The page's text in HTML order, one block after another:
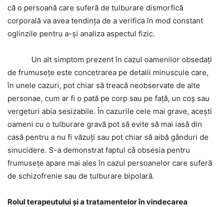
că o persoană care suferă de tulburare dismorfică
corporală va avea tendința de a verifica în mod constant
oglinzile pentru a-și analiza aspectul fizic.
Un alt simptom prezent în cazul oamenilor obsedați
de frumusețe este concetrarea pe detalii minuscule care,
în unele cazuri, pot chiar să treacă neobservate de alte
personae, cum ar fi o pată pe corp sau pe față, un coș sau
vergeturi abia sesizabile. În cazurile cele mai grave, acești
oameni cu o tulburare gravă pot să evite să mai iasă din
casă pentru a nu fi văzuți sau pot chiar să aibă gânduri de
sinucidere. S-a demonstrat faptul că obsesia pentru
frumusețe apare mai ales în cazul persoanelor care suferă
de schizofrenie sau de tulburare bipolară.
Rolul terapeutului și a tratamentelor în vindecarea